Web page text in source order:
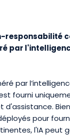
responsabilité
par
par
fourni
d'assistance.
pour
l'IA peut